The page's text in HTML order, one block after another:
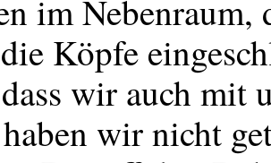
im Nebenraum,
Köpfe
wir auch mit
wir nicht